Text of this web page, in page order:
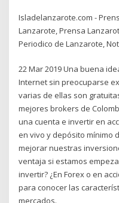
Isladelanzarote.com -
Lanzarote, Prensa
Periodico de Lanzarote,
22 Mar 2019 Una buena
Internet sin preocuparse
varias de ellas son
mejores brokers de
una cuenta e invertir en
en vivo y depósito mínimo
mejorar nuestras
ventaja si estamos
invertir? ¿En Forex o en
para conocer las
mercados.